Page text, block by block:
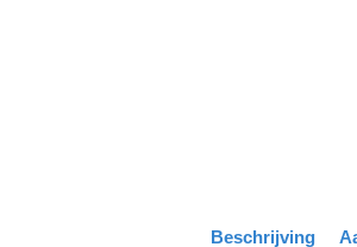
Beschrijving